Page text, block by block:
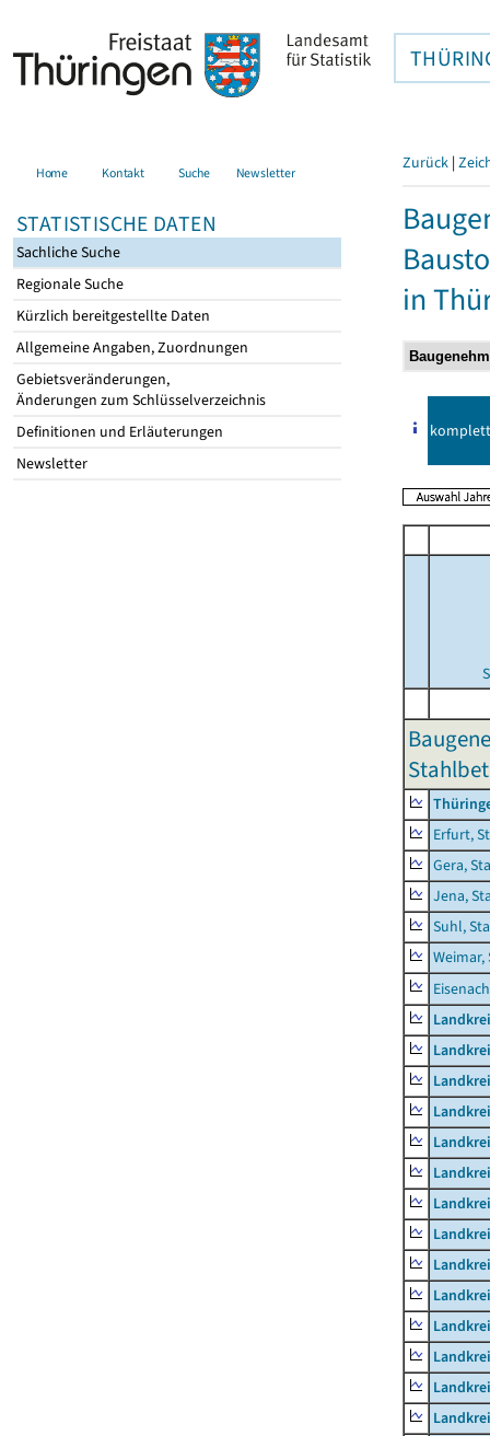
Home Kontakt Suche Newsletter
STATISTISCHE DATEN
Sachliche Suche
Regionale Suche
Kürzlich bereitgestellte Daten
Allgemeine Angaben, Zuordnungen
Gebietsveränderungen,
Änderungen zum Schlüsselverzeichnis
Definitionen und Erläuterungen
Newsletter
Zurück |
in
komplett
Erfurt,
Gera,
Jena,
Suhl,
Weimar,